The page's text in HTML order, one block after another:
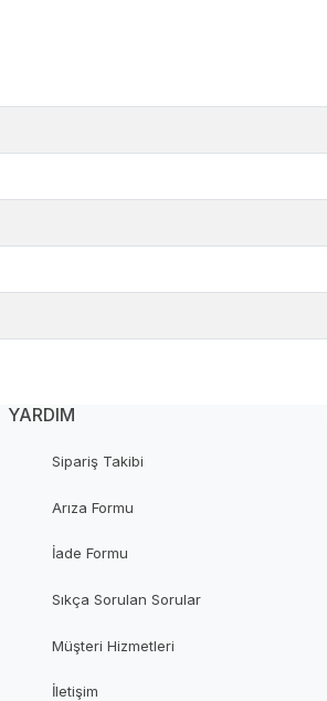
YARDIM
Sipariş Takibi
Arıza Formu
İade Formu
Sıkça Sorulan Sorular
Müşteri Hizmetleri
İletişim